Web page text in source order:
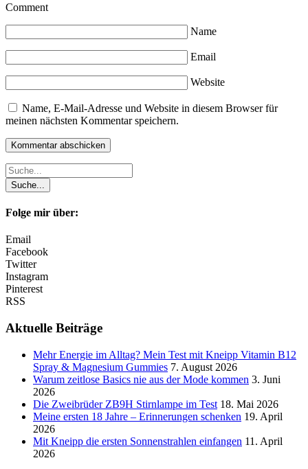
Comment
Name
Email
Website
Name, E-Mail-Adresse und Website in diesem Browser für
meinen nächsten Kommentar speichern.
Folge mir über:
Email
Facebook
Twitter
Instagram
Pinterest
RSS
Aktuelle Beiträge
Mehr Energie im Alltag? Mein Test mit Kneipp Vitamin B12
Spray & Magnesium Gummies 7. August 2026
Warum zeitlose Basics nie aus der Mode kommen 3. Juni
2026
Die Zweibrüder ZB9H Stirnlampe im Test 18. Mai 2026
Meine ersten 18 Jahre – Erinnerungen schenken 19. April
2026
Mit Kneipp die ersten Sonnenstrahlen einfangen 11. April
2026